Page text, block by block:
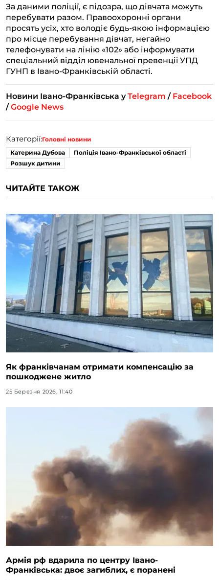
За даними поліції, є підозра, що дівчата можуть
перебувати разом. Правоохоронні органи
просять усіх, хто володіє будь-якою інформацією
про місце перебування дівчат, негайно
телефонувати на лінію «102» або інформувати
спеціальний відділ ювенальної превенції УПД
ГУНП в Івано-Франківській області.
Новини Івано-Франківська уTelegram / Facebook
/Google News
Категорії:Головні новини
Катерина Дубова
Поліція Івано-Франківської області
Розшук дитини
ЧИТАЙТЕ ТАКОЖ
Як франківчанам отримати компенсацію за
пошкоджене житло
25 Березня 2026, 11:40
Армія рф вдарила по центру Івано-
Франківська: двоє загиблих, є поранені